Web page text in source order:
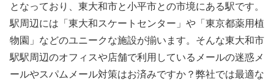
となっており、東大和市と小平市との市境にある駅です。
駅周辺には「東大和スケートセンター」や「東京都薬用植
物園」などのユニークな施設が揃います。そんな東大和市
駅駅周辺のオフィスや店舗で利用しているメールの迷惑メ
ールやスパムメール対策はお済みですか？弊社では最適な